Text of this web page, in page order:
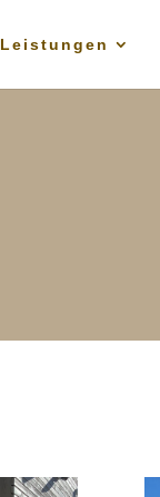
Leistungen